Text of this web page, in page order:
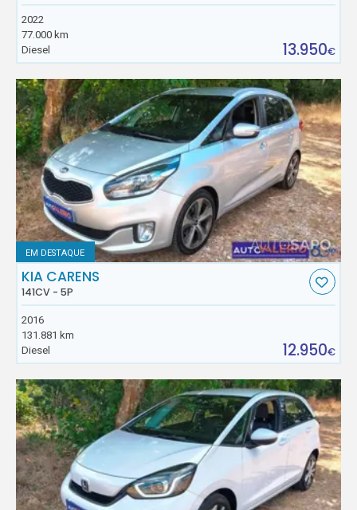
2022
77.000 km
Diesel
13.950€
EM DESTAQUE
KIA CARENS
141CV - 5P
2016
131.881 km
Diesel
12.950€